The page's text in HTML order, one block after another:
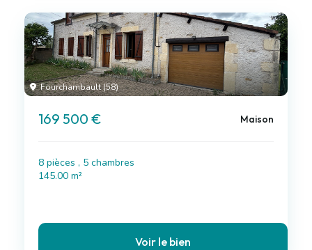
Fourchambault (58)
169 500 € Maison
8 pièces , 5 chambres
145.00 m²
Voir le bien